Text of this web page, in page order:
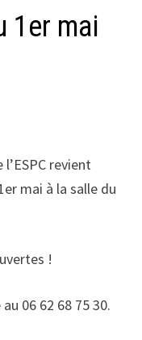
1er mai
revient
mai à la salle du
!
06 62 68 75 30.